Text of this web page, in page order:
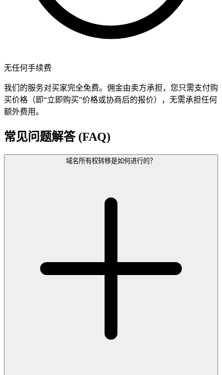
无任何手续费
我们的服务对买家完全免费。佣金由卖方承担，您只需支付购
买价格（即“立即购买”价格或协商后的报价），无需承担任何
额外费用。
常见问题解答 (FAQ)
域名所有权转移是如何进行的？